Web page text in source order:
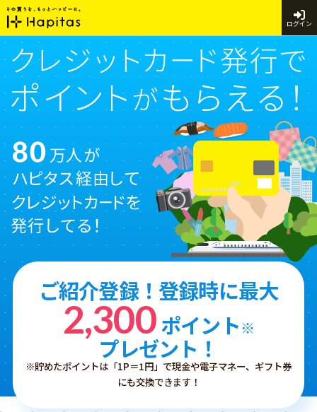
ログイン
ご紹介登録！登録時に最大
2,300ポイント※
プレゼント！
※貯めたポイントは「1P＝1円」で現金や電子マネー、ギフト券
にも交換できます！